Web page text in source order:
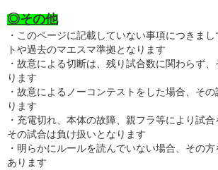
◎その他
・このページに記載していない事項につきま
トや過去のマエスマ準拠となります
・故意による切断は、残り試合数に関わらず
ります
・故意によるノーコンテストをした場合、そ
ります
・充電切れ、本体の故障、親フラ等により試合
その試合は負け扱いとなります
・明らかにルールを読んでいない場合、その
あります